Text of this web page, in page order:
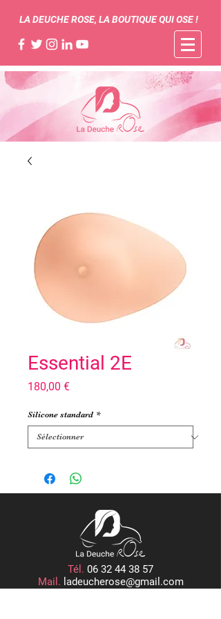
LA DEUCHE ROSE, LA BOUTIQUE QUI OSE !
Essential 2E
180,00 €Prix
Silicone standard *
Tél. 06 32 44 38 57
Mail. ladeucherose@gmail.com